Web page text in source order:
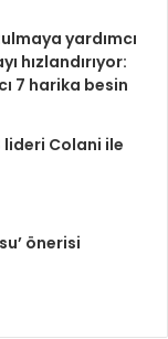
yardımcı
hızlandırıyor:
7 harika besin
lideri Colani ile
önerisi